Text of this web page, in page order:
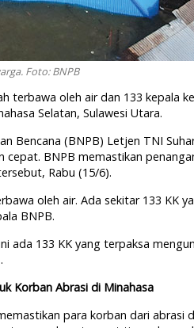
Foto: BNPB
terbawa oleh air dan 133 kepala
Selatan, Sulawesi Utara.
Bencana (BNPB) Letjen TNI
cepat. BNPB memastikan
Rabu (15/6).
oleh air. Ada sekitar 133 KK
BNPB.
ada 133 KK yang terpaksa
.
Korban Abrasi di Minahasa
para korban dari abrasi